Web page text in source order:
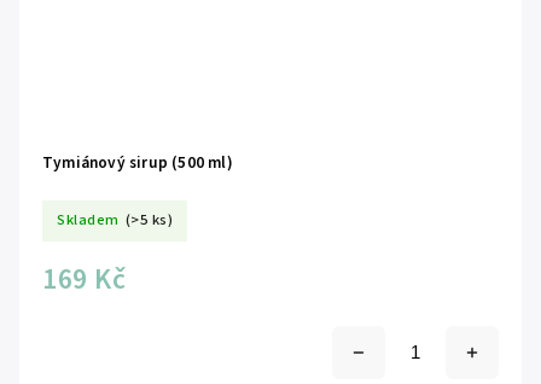
Tymiánový sirup (500 ml)
Skladem (>5 ks)
169 Kč